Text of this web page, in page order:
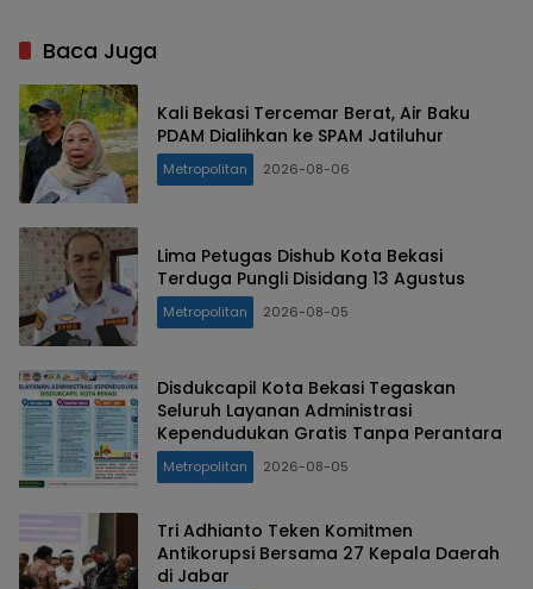
Baca Juga
Kali Bekasi Tercemar Berat, Air Baku
PDAM Dialihkan ke SPAM Jatiluhur
Metropolitan 2026-08-06
Lima Petugas Dishub Kota Bekasi
Terduga Pungli Disidang 13 Agustus
Metropolitan 2026-08-05
Disdukcapil Kota Bekasi Tegaskan
Seluruh Layanan Administrasi
Kependudukan Gratis Tanpa Perantara
Metropolitan 2026-08-05
Tri Adhianto Teken Komitmen
Antikorupsi Bersama 27 Kepala Daerah
di Jabar